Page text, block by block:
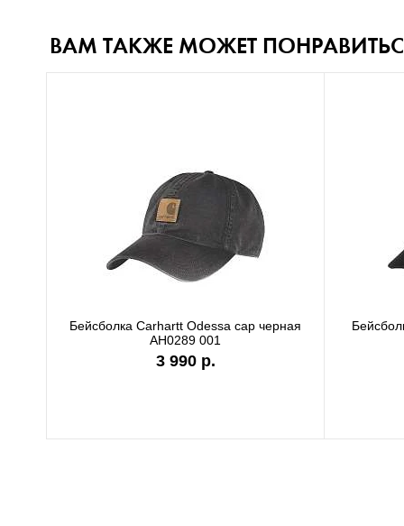
ВАМ ТАКЖЕ МОЖЕТ
Бейсболка Carhartt Odessa cap черная
AH0289 001
3 990 р.